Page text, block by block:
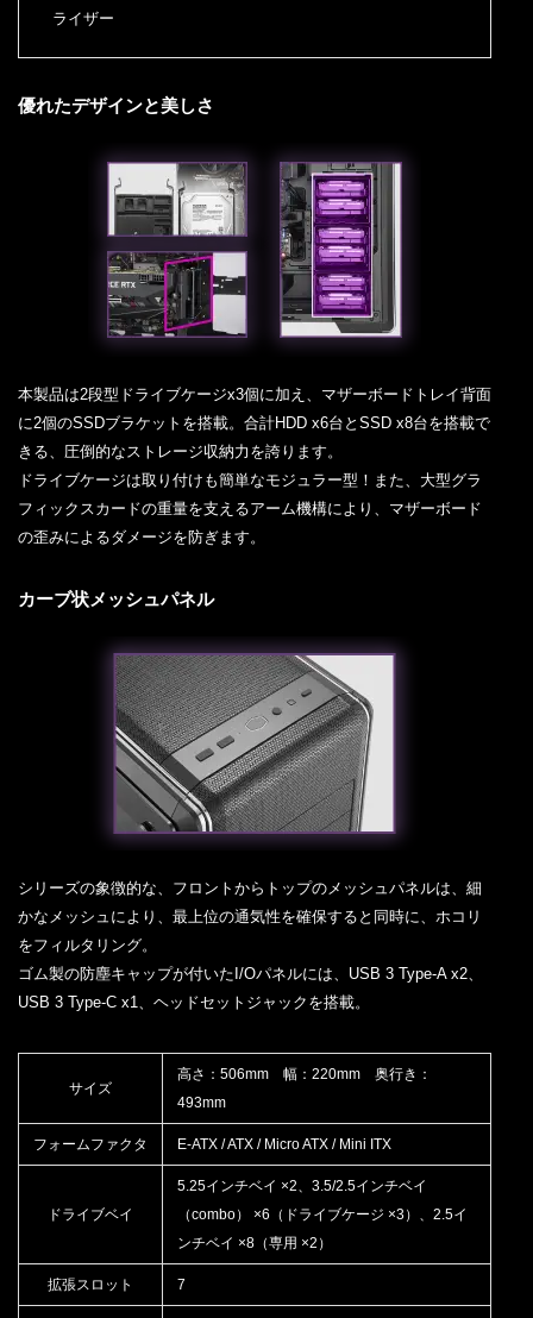
ライザー
優れたデザインと美しさ
本製品は2段型ドライブケージx3個に加え、マザーボードトレイ背面
に2個のSSDブラケットを搭載。合計HDD x6台とSSD x8台を搭載で
きる、圧倒的なストレージ収納力を誇ります。
ドライブケージは取り付けも簡単なモジュラー型！また、大型グラ
フィックスカードの重量を支えるアーム機構により、マザーボード
の歪みによるダメージを防ぎます。
カーブ状メッシュパネル
シリーズの象徴的な、フロントからトップのメッシュパネルは、細
かなメッシュにより、最上位の通気性を確保すると同時に、ホコリ
をフィルタリング。
ゴム製の防塵キャップが付いたI/Oパネルには、USB 3 Type-A x2、
USB 3 Type-C x1、ヘッドセットジャックを搭載。
サイズ
高さ：506mm 幅：220mm 奥行き：
493mm
フォームファクタ E-ATX / ATX / Micro ATX / Mini ITX
ドライブベイ
5.25インチベイ ×2、3.5/2.5インチベイ
（combo） ×6（ドライブケージ ×3）、2.5イ
ンチベイ ×8（専用 ×2）
拡張スロット 7